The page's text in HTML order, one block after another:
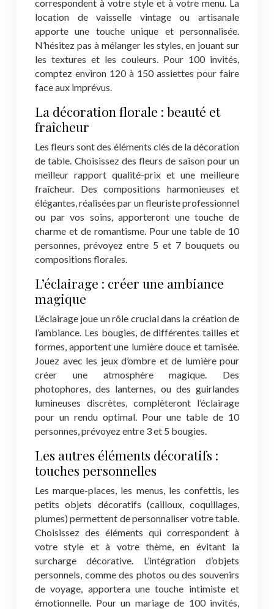
correspondent à votre style et à votre menu. La
location de vaisselle vintage ou artisanale
apporte une touche unique et personnalisée.
N’hésitez pas à mélanger les styles, en jouant sur
les textures et les couleurs. Pour 100 invités,
comptez environ 120 à 150 assiettes pour faire
face aux imprévus.
La décoration florale : beauté et
fraîcheur
Les fleurs sont des éléments clés de la décoration
de table. Choisissez des fleurs de saison pour un
meilleur rapport qualité-prix et une meilleure
fraîcheur. Des compositions harmonieuses et
élégantes, réalisées par un fleuriste professionnel
ou par vos soins, apporteront une touche de
charme et de romantisme. Pour une table de 10
personnes, prévoyez entre 5 et 7 bouquets ou
compositions florales.
L’éclairage : créer une ambiance
magique
L’éclairage joue un rôle crucial dans la création de
l’ambiance. Les bougies, de différentes tailles et
formes, apportent une lumière douce et tamisée.
Jouez avec les jeux d’ombre et de lumière pour
créer une atmosphère magique. Des
photophores, des lanternes, ou des guirlandes
lumineuses discrètes, complèteront l’éclairage
pour un rendu optimal. Pour une table de 10
personnes, prévoyez entre 3 et 5 bougies.
Les autres éléments décoratifs :
touches personnelles
Les marque-places, les menus, les confettis, les
petits objets décoratifs (cailloux, coquillages,
plumes) permettent de personnaliser votre table.
Choisissez des éléments qui correspondent à
votre style et à votre thème, en évitant la
surcharge décorative. L’intégration d’objets
personnels, comme des photos ou des souvenirs
de voyage, apportera une touche intimiste et
émotionnelle. Pour un mariage de 100 invités,